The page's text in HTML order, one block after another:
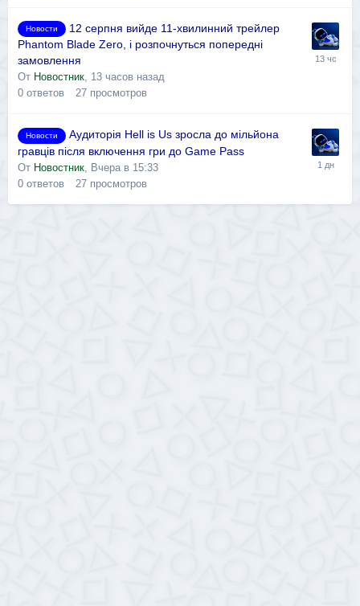
Новости
12 серпня вийде 11-хвилинний трейлер
Phantom Blade Zero, і розпочнуться попередні
замовлення
От Новостник, 13 часов назад
0 ответов 27 просмотров
Новости
Аудиторія Hell is Us зросла до мільйона
гравців після включення гри до Game Pass
От Новостник Вчера в 15:33
0 ответов 27 просмотров